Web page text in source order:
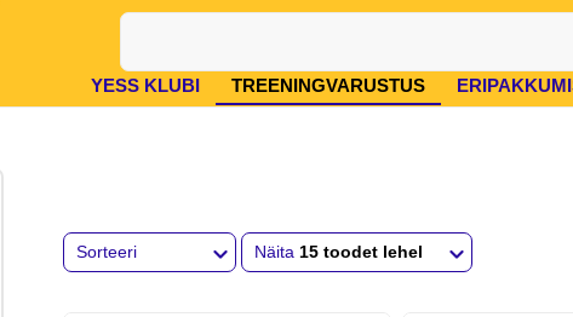
YESS KLUBI TREENINGVARUSTUS
Sorteeri Näita 15 toodet lehel